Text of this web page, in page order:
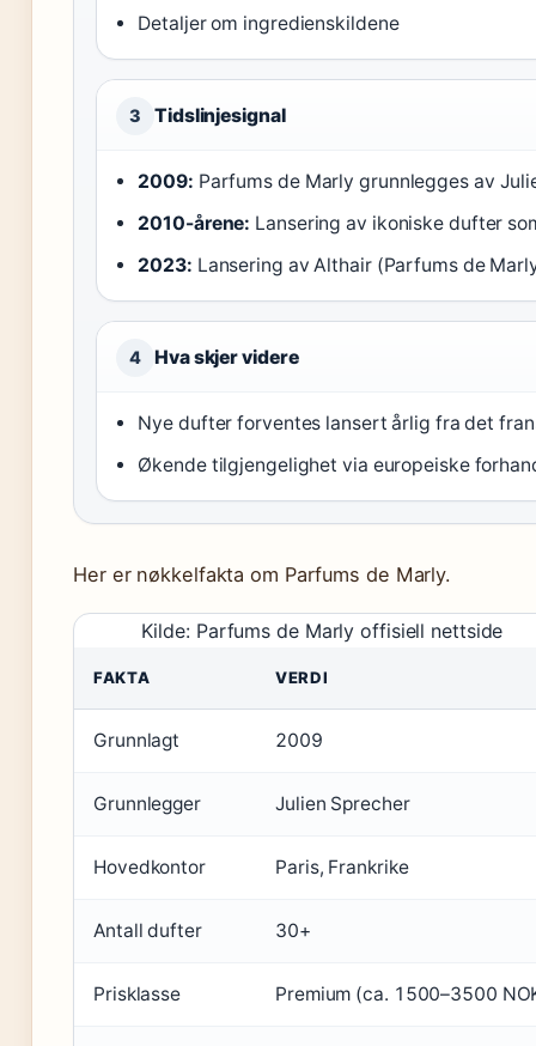
Detaljer om ingredienskildene
3 Tidslinjesignal
2009: Parfums de Marly grunnlegges av
2010-årene: Lansering av ikoniske dufter
2023: Lansering av Althair (Parfums de
4 Hva skjer videre
Nye dufter forventes lansert årlig fra det
Økende tilgjengelighet via europeiske
Her er nøkkelfakta om Parfums de Marly.
Kilde: Parfums de Marly offisiell nettside
FAKTA VERDI
Grunnlagt 2009
Grunnlegger Julien Sprecher
Hovedkontor Paris, Frankrike
Antall dufter 30+
Prisklasse Premium (ca. 1500–3500